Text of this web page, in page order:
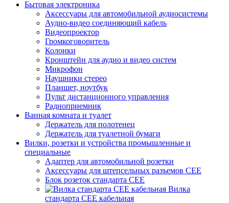
Бытовая электроника
Аксессуары для автомобильной аудиосистемы
Аудио-видео соединяющий кабель
Видеопроектор
Громкоговоритель
Колонки
Кронштейн для аудио и видео систем
Микрофон
Наушники стерео
Планшет, ноутбук
Пульт дистанционного управления
Радиоприемник
Ванная комната и туалет
Держатель для полотенец
Держатель для туалетной бумаги
Вилки, розетки и устройства промышленные и
специальные
Адаптер для автомобильной розетки
Аксессуары для штепсельных разъемов CEE
Блок розеток стандарта CEE
Вилка
стандарта CEE кабельная